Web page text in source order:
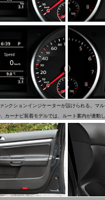
クションインジケーターが設けられる。マ
カーナビ装着モデルでは、ルート案内が連動